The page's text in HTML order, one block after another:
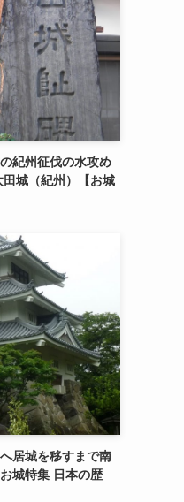
紀州征伐の水攻め
城（紀州）【お城
居城を移すまで南
城特集 日本の歴